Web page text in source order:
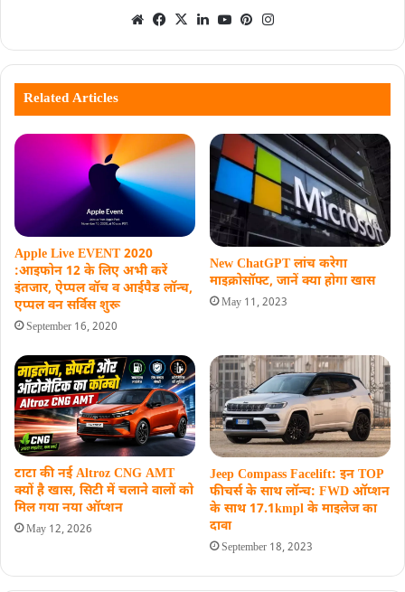
Related Articles
Apple Live EVENT 2020
:आइफोन 12 के लिए अभी करें
इंतजार, ऐप्पल वॉच व आईपैड लॉन्च,
एप्पल वन सर्विस शुरू
September 16, 2020
New ChatGPT लांच करेगा
माइक्रोसॉफ्ट, जानें क्‍या होगा खास
May 11, 2023
टाटा की नई Altroz CNG AMT
क्यों है खास, सिटी में चलाने वालों को
मिल गया नया ऑप्शन
May 12, 2026
Jeep Compass Facelift: इन TOP
फीचर्स के साथ लॉन्च: FWD ऑप्शन
के साथ 17.1kmpl के माइलेज का
दावा
September 18, 2023